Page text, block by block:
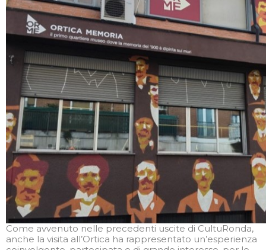
Come avvenuto nelle precedenti uscite di CultuRonda,
anche la visita all’Ortica ha rappresentato un’esperienza